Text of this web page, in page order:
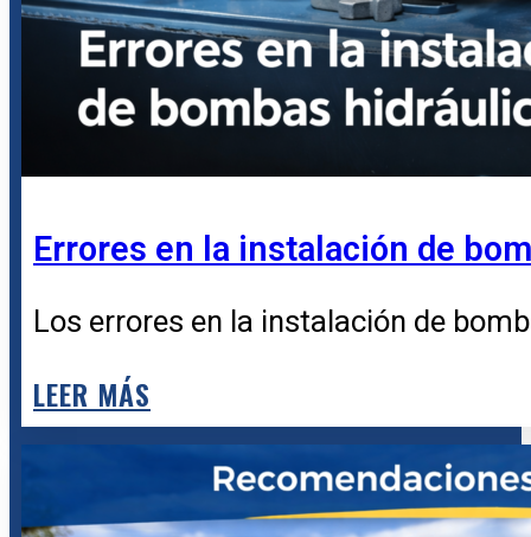
Errores en la instalación de
Los errores en la instalación de
LEER MÁS